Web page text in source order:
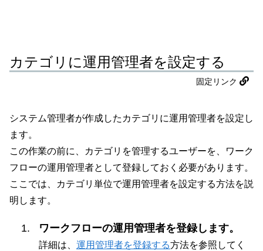
カテゴリに運用管理者を設定する
固定リンク
システム管理者が作成したカテゴリに運用管理者を設定し
ます。
この作業の前に、カテゴリを管理するユーザーを、ワーク
フローの運用管理者として登録しておく必要があります。
ここでは、カテゴリ単位で運用管理者を設定する方法を説
明します。
ワークフローの運用管理者を登録します。
詳細は、 運用管理者を登録する方法を参照してく